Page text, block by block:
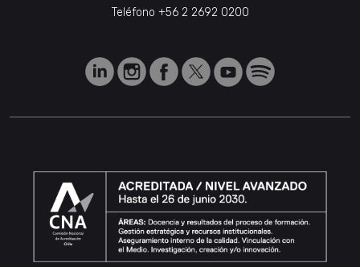
Teléfono +56 2 2692 0200